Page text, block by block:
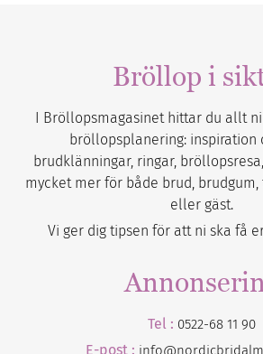
Bröllop i
I Bröllopsmagasinet hittar du allt
bröllopsplanering: inspiration
brudklänningar, ringar,
mycket mer för både brud,
eller gäst.
Vi ger dig tipsen för att ni ska få
Tel : 0522-68 11 90
E-post :